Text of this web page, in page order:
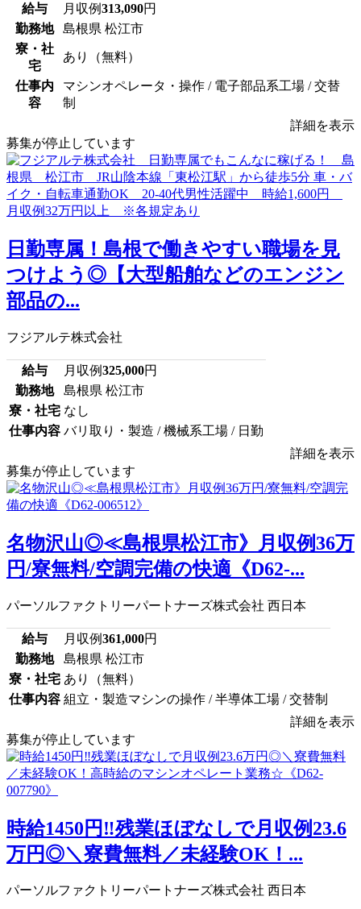
給与 月収例313,090円
勤務地
島根県 松江市
寮・社
宅
あり（無料）
仕事内
容
マシンオペレータ・操作 / 電子部品系工場 / 交替
制
詳細を表示
募集が停止しています
日勤専属！島根で働きやすい職場を見
つけよう◎【大型船舶などのエンジン
部品の...
フジアルテ株式会社
給与 月収例325,000円
勤務地
島根県 松江市
寮・社宅 なし
仕事内容 バリ取り・製造 / 機械系工場 / 日勤
詳細を表示
募集が停止しています
名物沢山◎≪島根県松江市》月収例36万
円/寮無料/空調完備の快適《D62-...
パーソルファクトリーパートナーズ株式会社 西日本
給与 月収例361,000円
勤務地
島根県 松江市
寮・社宅 あり（無料）
仕事内容 組立・製造マシンの操作 / 半導体工場 / 交替制
詳細を表示
募集が停止しています
時給1450円‼残業ほぼなしで月収例23.6
万円◎＼寮費無料／未経験OK！...
パーソルファクトリーパートナーズ株式会社 西日本